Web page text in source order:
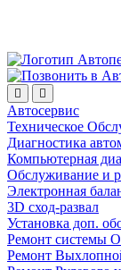
Автосервис
Техническое
Диагностика
Компьютерная
Обслуживание и
Электронная
3D сход-развал
Установка доп.
Ремонт системы
Ремонт